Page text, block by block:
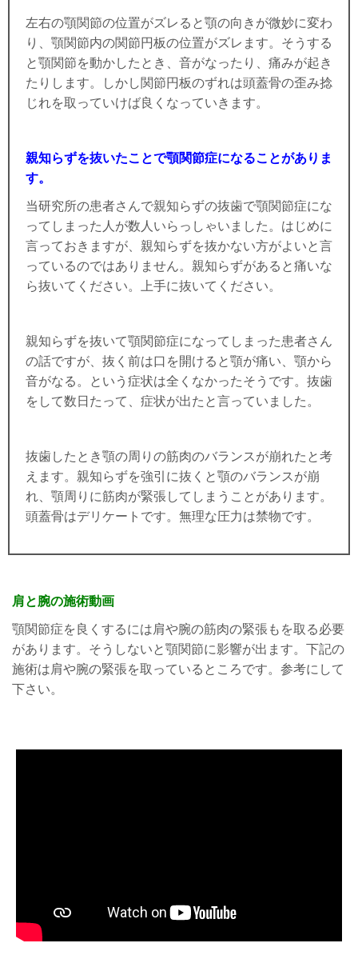
左右の顎関節の位置がズレると顎の向きが微妙に変わ
り、顎関節内の関節円板の位置がズレます。そうする
と顎関節を動かしたとき、音がなったり、痛みが起き
たりします。しかし関節円板のずれは頭蓋骨の歪み捻
じれを取っていけば良くなっていきます。
親知らずを抜いたことで顎関節症になることがありま
す。
当研究所の患者さんで親知らずの抜歯で顎関節症にな
ってしまった人が数人いらっしゃいました。はじめに
言っておきますが、親知らずを抜かない方がよいと言
っているのではありません。親知らずがあると痛いな
ら抜いてください。上手に抜いてください。
親知らずを抜いて顎関節症になってしまった患者さん
の話ですが、抜く前は口を開けると顎が痛い、顎から
音がなる。という症状は全くなかったそうです。抜歯
をして数日たって、症状が出たと言っていました。
抜歯したとき顎の周りの筋肉のバランスが崩れたと考
えます。親知らずを強引に抜くと顎のバランスが崩
れ、顎周りに筋肉が緊張してしまうことがあります。
頭蓋骨はデリケートです。無理な圧力は禁物です。
肩と腕の施術動画
顎関節症を良くするには肩や腕の筋肉の緊張もを取る必要
があります。そうしないと顎関節に影響が出ます。下記の
施術は肩や腕の緊張を取っているところです。参考にして
下さい。